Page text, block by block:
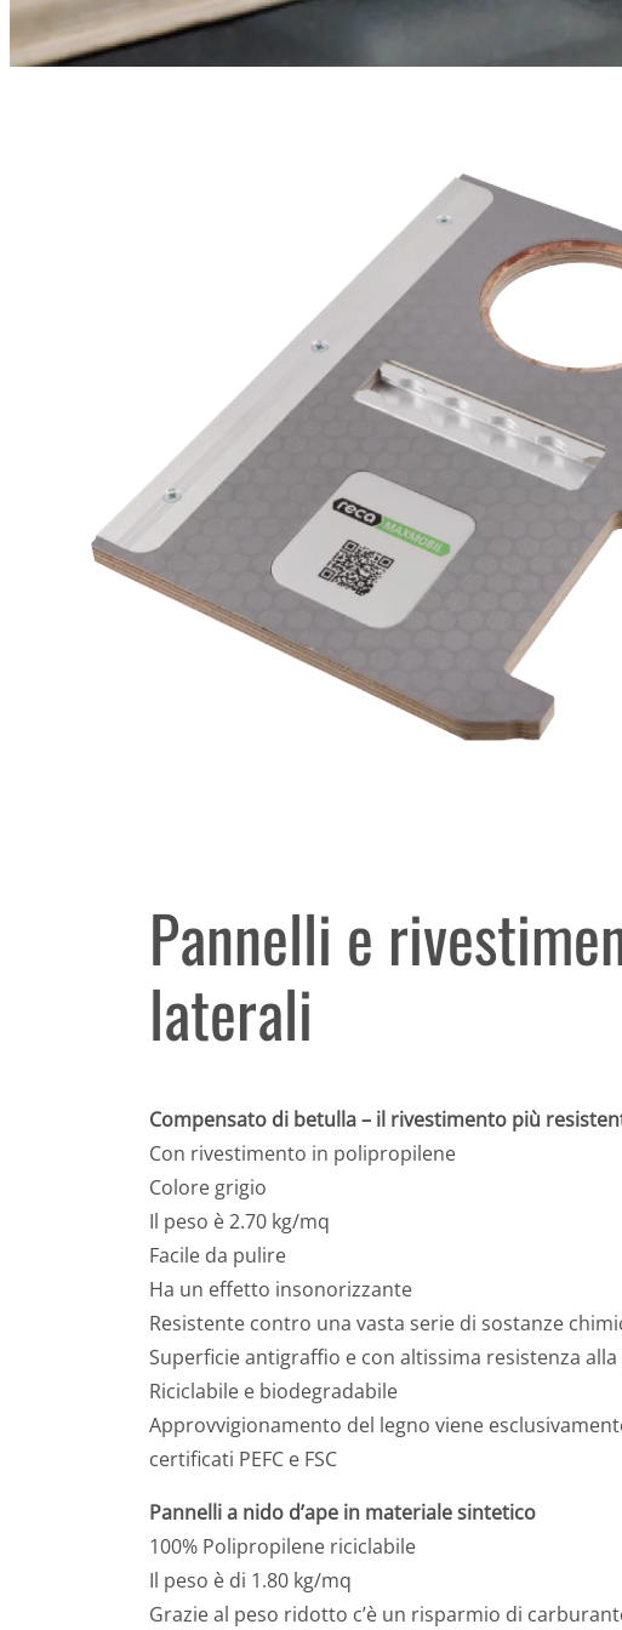
Pannelli e
laterali
Compensato di betulla – il rivestimento più
Con rivestimento in polipropilene
Colore grigio
Il peso è 2.70 kg/mq
Facile da pulire
Ha un effetto insonorizzante
Resistente contro una vasta serie di sostanze
Superficie antigraffio e con altissima resistenza
Riciclabile e biodegradabile
Approvvigionamento del legno viene
certificati PEFC e FSC
Pannelli a nido d’ape in materiale sintetico
100% Polipropilene riciclabile
Il peso è di 1.80 kg/mq
Grazie al peso ridotto c’è un risparmio di